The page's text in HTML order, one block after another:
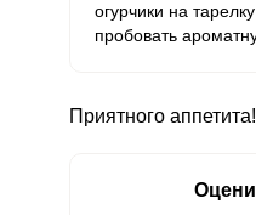
Ванадий
огурчики на
пробовать
Приятного аппетита!